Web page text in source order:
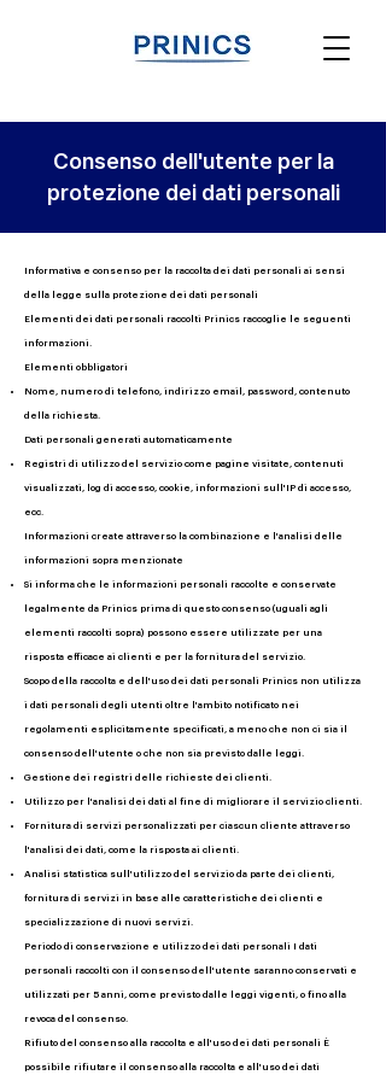
Consenso dell'utente per la
protezione dei dati personali
Informativa e consenso per la raccolta dei dati personali ai sensi
della legge sulla protezione dei dati personali
Elementi dei dati personali raccolti Prinics raccoglie le seguenti
informazioni.
Elementi obbligatori
Nome, numero di telefono, indirizzo email, password, contenuto
della richiesta.
Dati personali generati automaticamente
Registri di utilizzo del servizio come pagine visitate, contenuti
visualizzati, log di accesso, cookie, informazioni sull'IP di accesso,
ecc.
Informazioni create attraverso la combinazione e l'analisi delle
informazioni sopra menzionate
Si informa che le informazioni personali raccolte e conservate
legalmente da Prinics prima di questo consenso (uguali agli
elementi raccolti sopra) possono essere utilizzate per una
risposta efficace ai clienti e per la fornitura del servizio.
Scopo della raccolta e dell'uso dei dati personali Prinics non utilizza
i dati personali degli utenti oltre l'ambito notificato nei
regolamenti esplicitamente specificati, a meno che non ci sia il
consenso dell'utente o che non sia previsto dalle leggi.
Gestione dei registri delle richieste dei clienti.
Utilizzo per l'analisi dei dati al fine di migliorare il servizio clienti.
Fornitura di servizi personalizzati per ciascun cliente attraverso
l'analisi dei dati, come la risposta ai clienti.
Analisi statistica sull'utilizzo del servizio da parte dei clienti,
fornitura di servizi in base alle caratteristiche dei clienti e
specializzazione di nuovi servizi.
Periodo di conservazione e utilizzo dei dati personali I dati
personali raccolti con il consenso dell'utente saranno conservati e
utilizzati per 5 anni, come previsto dalle leggi vigenti, o fino alla
revoca del consenso.
Rifiuto del consenso alla raccolta e all'uso dei dati personali È
possibile rifiutare il consenso alla raccolta e all'uso dei dati